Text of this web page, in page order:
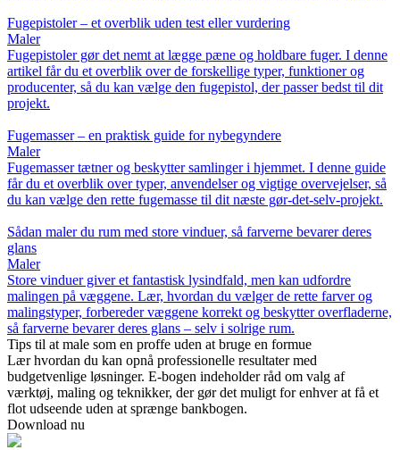
Fugepistoler – et overblik uden test eller vurdering
Maler
Fugepistoler gør det nemt at lægge pæne og holdbare fuger. I denne
artikel får du et overblik over de forskellige typer, funktioner og
producenter, så du kan vælge den fugepistol, der passer bedst til dit
projekt.
Fugemasser – en praktisk guide for nybegyndere
Maler
Fugemasser tætner og beskytter samlinger i hjemmet. I denne guide
får du et overblik over typer, anvendelser og vigtige overvejelser, så
du kan vælge den rette fugemasse til dit næste gør-det-selv-projekt.
Sådan maler du rum med store vinduer, så farverne bevarer deres
glans
Maler
Store vinduer giver et fantastisk lysindfald, men kan udfordre
malingen på væggene. Lær, hvordan du vælger de rette farver og
malingstyper, forbereder væggene korrekt og beskytter overfladerne,
så farverne bevarer deres glans – selv i solrige rum.
Tips til at male som en proffe uden at bruge en formue
Lær hvordan du kan opnå professionelle resultater med
budgetvenlige løsninger. E-bogen indeholder råd om valg af
værktøj, maling og teknikker, der gør det muligt for enhver at få et
flot udseende uden at sprænge bankbogen.
Download nu